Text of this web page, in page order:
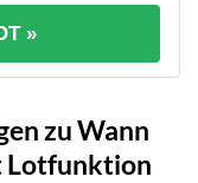
»
zu Wann
Lotfunktion